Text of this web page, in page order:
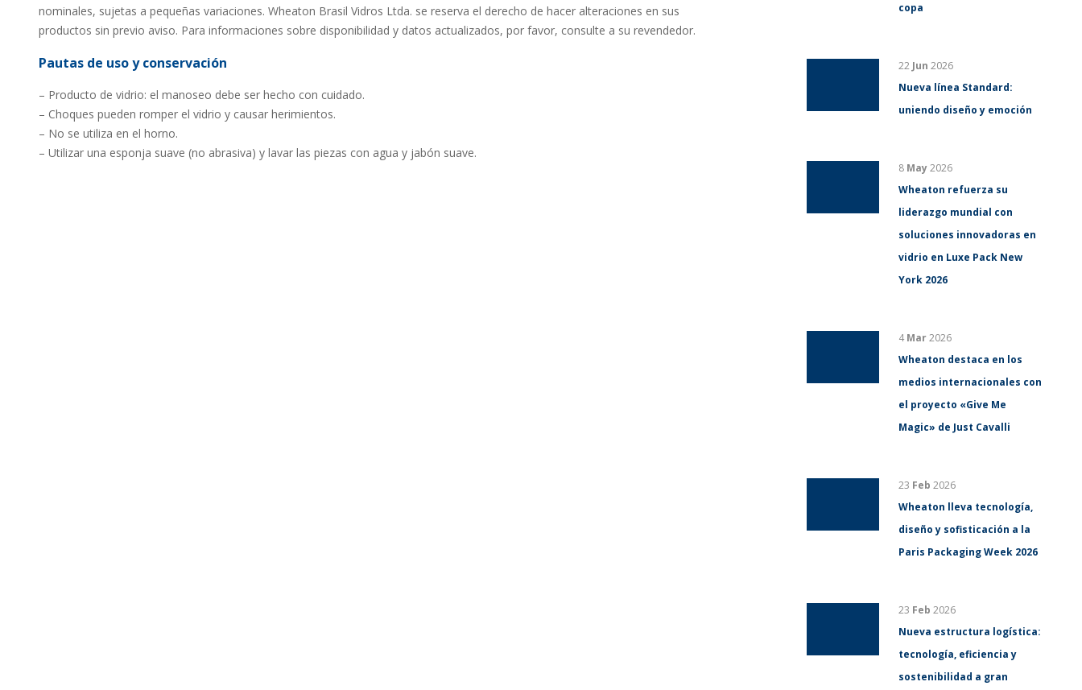
nominales, sujetas a pequeñas variaciones. Wheaton Brasil Vidros Ltda. se reserva el derecho de hacer alteraciones en sus
productos sin previo aviso. Para informaciones sobre disponibilidad y datos actualizados, por favor, consulte a su revendedor.
Pautas de uso y conservación
– Producto de vidrio: el manoseo debe ser hecho con cuidado.
– Choques pueden romper el vidrio y causar herimientos.
– No se utiliza en el horno.
– Utilizar una esponja suave (no abrasiva) y lavar las piezas con agua y jabón suave.
copa
22 Jun 2026
Nueva línea Standard:
uniendo diseño y emoción
8 May2026
Wheaton refuerza su
liderazgo mundial con
soluciones innovadoras en
vidrio en Luxe Pack New
York 2026
4Mar2026
Wheaton destaca en los
medios internacionales con
el proyecto «Give Me
Magic» de Just Cavalli
23 Feb 2026
Wheaton lleva tecnología,
diseño y sofisticación a la
Paris Packaging Week 2026
23 Feb 2026
Nueva estructura logística:
tecnología, eficiencia y
sostenibilidad a gran